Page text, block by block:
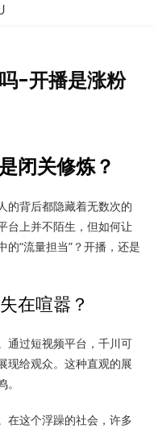
-开播是涨粉
闭关修炼？
的背后都隐藏着无数次的
台上并不陌生，但如何让
“流量担当”？开播，还是
在喧嚣？
通过短视频平台，千川可
现给观众。这种直观的展
在这个浮躁的社会，许多